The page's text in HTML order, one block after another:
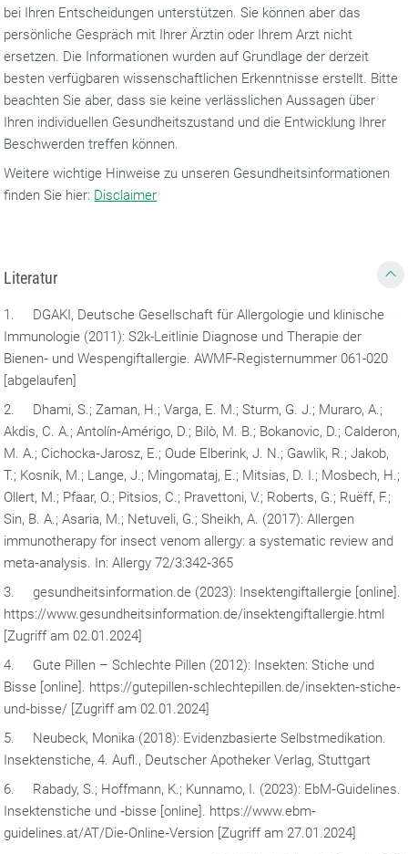
bei Ihren Entscheidungen unterstützen. Sie können aber das
persönliche Gespräch mit Ihrer Ärztin oder Ihrem Arzt nicht
ersetzen. Die Informationen wurden auf Grundlage der derzeit
besten verfügbaren wissenschaftlichen Erkenntnisse erstellt. Bitte
beachten Sie aber, dass sie keine verlässlichen Aussagen über
Ihren individuellen Gesundheitszustand und die Entwicklung Ihrer
Beschwerden treffen können.
Weitere wichtige Hinweise zu unseren Gesundheitsinformationen
finden Sie hier: Disclaimer
Literatur
1. DGAKI, Deutsche Gesellschaft für Allergologie und klinische
Immunologie (2011): S2k-Leitlinie Diagnose und Therapie der
Bienen‐ und Wespengiftallergie. AWMF‐Registernummer 061-020
[abgelaufen]
2. Dhami, S.; Zaman, H.; Varga, E. M.; Sturm, G. J.; Muraro, A.;
Akdis, C. A.; Antolín‐Amérigo, D.; Bilò, M. B.; Bokanovic, D.; Calderon,
M. A.; Cichocka‐Jarosz, E.; Oude Elberink, J. N.; Gawlik, R.; Jakob,
T.; Kosnik, M.; Lange, J.; Mingomataj, E.; Mitsias, D. I.; Mosbech, H.;
Ollert, M.; Pfaar, O.; Pitsios, C.; Pravettoni, V.; Roberts, G.; Ruëff, F.;
Sin, B. A.; Asaria, M.; Netuveli, G.; Sheikh, A. (2017): Allergen
immunotherapy for insect venom allergy: a systematic review and
meta‐analysis. In: Allergy 72/3:342‐365
3. gesundheitsinformation.de (2023): Insektengiftallergie [online].
https://www.gesundheitsinformation.de/insektengiftallergie.html
[Zugriff am 02.01.2024]
4. Gute Pillen – Schlechte Pillen (2012): Insekten: Stiche und
Bisse [online]. https://gutepillen‐schlechtepillen.de/insekten‐stiche‐
und‐bisse/ [Zugriff am 02.01.2024]
5. Neubeck, Monika (2018): Evidenzbasierte Selbstmedikation.
Insektenstiche, 4. Aufl., Deutscher Apotheker Verlag, Stuttgart
6. Rabady, S.; Hoffmann, K.; Kunnamo, I. (2023): EbM‐Guidelines.
Insektenstiche und ‐bisse [online]. https://www.ebm‐
guidelines.at/AT/Die‐Online‐Version [Zugriff am 27.01.2024]